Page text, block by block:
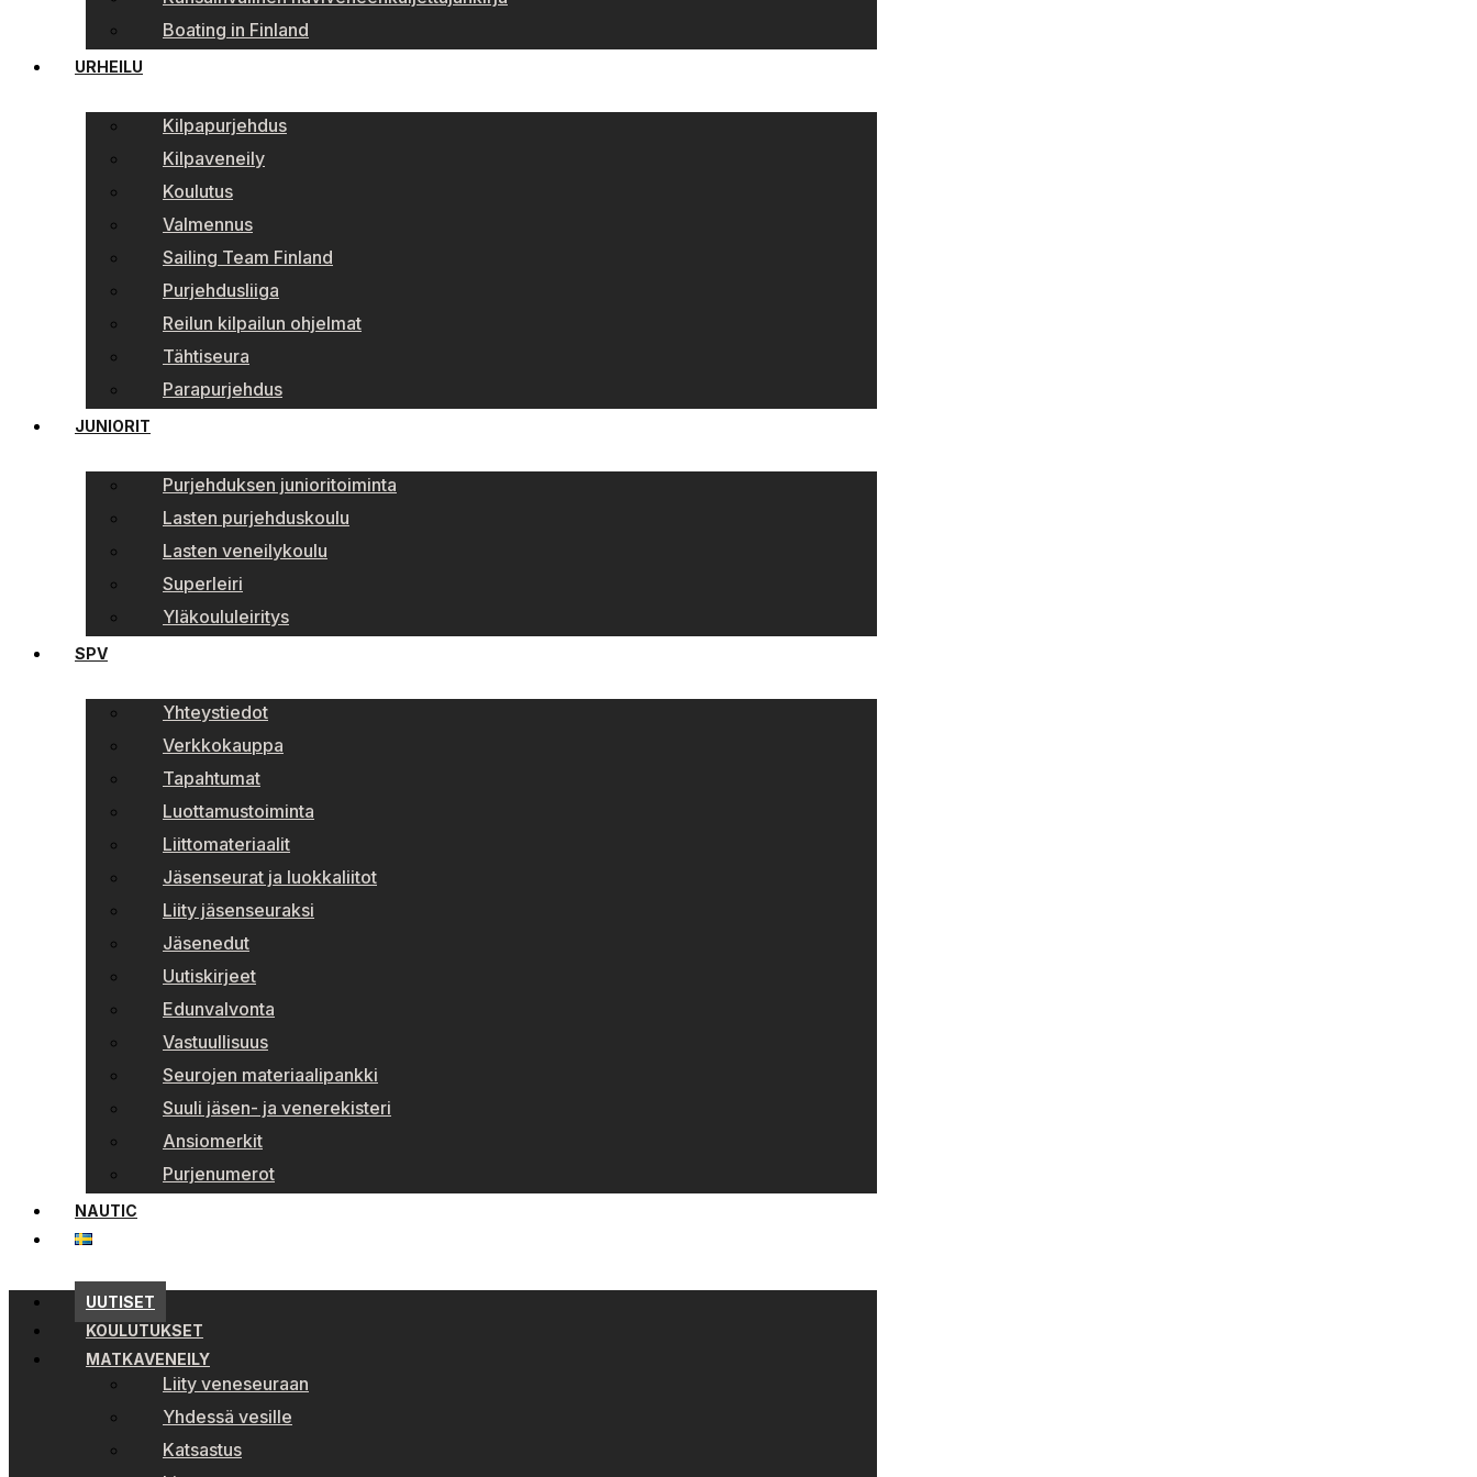
Boating in Finland
URHEILU
Kilpapurjehdus
Kilpaveneily
Koulutus
Valmennus
Sailing Team Finland
Purjehdusliiga
Reilun kilpailun ohjelmat
Tähtiseura
Parapurjehdus
JUNIORIT
Purjehduksen junioritoiminta
Lasten purjehduskoulu
Lasten veneilykoulu
Superleiri
Yläkoululeiritys
SPV
Yhteystiedot
Verkkokauppa
Tapahtumat
Luottamustoiminta
Liittomateriaalit
Jäsenseurat ja luokkaliitot
Liity jäsenseuraksi
Jäsenedut
Uutiskirjeet
Edunvalvonta
Vastuullisuus
Seurojen materiaalipankki
Suuli jäsen- ja venerekisteri
Ansiomerkit
Purjenumerot
NAUTIC
UUTISET
KOULUTUKSET
MATKAVENEILY
Liity veneseuraan
Yhdessä vesille
Katsastus